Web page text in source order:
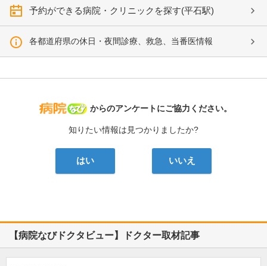
予約ができる病院・クリニックを探す(平石駅)
各都道府県の休日・夜間診療、救急、当番医情報
病院なび
からのアンケートにご協力ください。
知りたい情報は見つかりましたか?
はい いいえ
【病院なびドクタビュー】ドクター取材記事